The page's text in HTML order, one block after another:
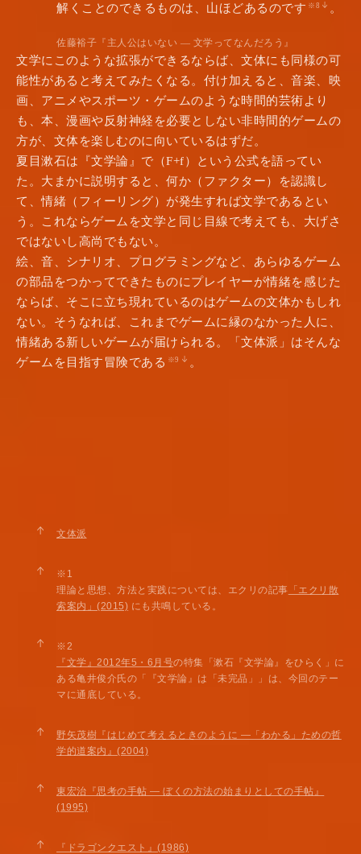
解くことのできるものは、山ほどあるのです ※8 。
佐藤裕子『主人公はいない — 文学ってなんだろう』
文学にこのような拡張ができるならば、文体にも同様の可
能性があると考えてみたくなる。付け加えると、音楽、映
画、アニメやスポーツ・ゲームのような時間的芸術より
も、本、漫画や反射神経を必要としない非時間的ゲームの
方が、文体を楽しむのに向いているはずだ。
夏目漱石は『文学論』で（F+f）という公式を語ってい
た。大まかに説明すると、何か（ファクター）を認識し
て、情緒（フィーリング）が発生すれば文学であるとい
う。これならゲームを文学と同じ目線で考えても、大げさ
ではないし高尚でもない。
絵、音、シナリオ、プログラミングなど、あらゆるゲーム
の部品をつかってできたものにプレイヤーが情緒を感じた
ならば、そこに立ち現れているのはゲームの文体かもしれ
ない。そうなれば、これまでゲームに縁のなかった人に、
情緒ある新しいゲームが届けられる。「文体派」はそんな
ゲームを目指す冒険である ※9 。
↑ 文体派
↑
※1
理論と思想、方法と実践については、エクリの記事 「エクリ散
索案内」(2015) にも共鳴している。
↑
※2
『文学』2012年5・6月号の特集「漱石『文学論』をひらく」に
ある亀井俊介氏の「『文学論』は「未完品」」は、今回のテー
マに通底している。
↑
野矢茂樹『はじめて考えるときのように —「わかる」ための哲
学的道案内』(2004)
↑
東宏治『思考の手帖 — ぼくの方法の始まりとしての手帖』
(1995)
↑ 『ドラゴンクエスト』(1986)